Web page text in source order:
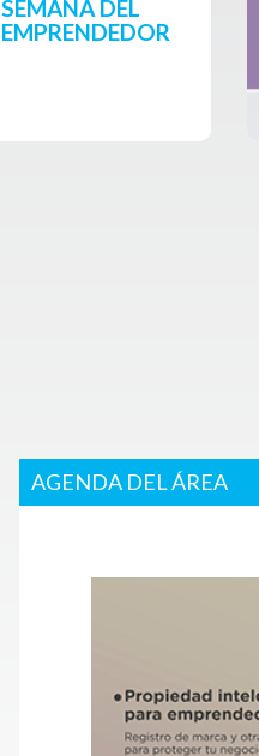
SEMANA DEL
EMPRENDEDOR
AGENDA DEL ÁREA